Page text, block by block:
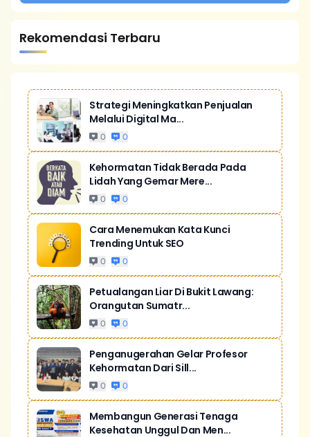
Rekomendasi Terbaru
Strategi Meningkatkan Penjualan
Melalui Digital Ma...
0 0
Kehormatan Tidak Berada Pada
Lidah Yang Gemar Mere...
0 0
Cara Menemukan Kata Kunci
Trending Untuk SEO
0 0
Petualangan Liar Di Bukit Lawang:
Orangutan Sumatr...
0 0
Penganugerahan Gelar Profesor
Kehormatan Dari Sill...
0 0
Membangun Generasi Tenaga
Kesehatan Unggul Dan Men...